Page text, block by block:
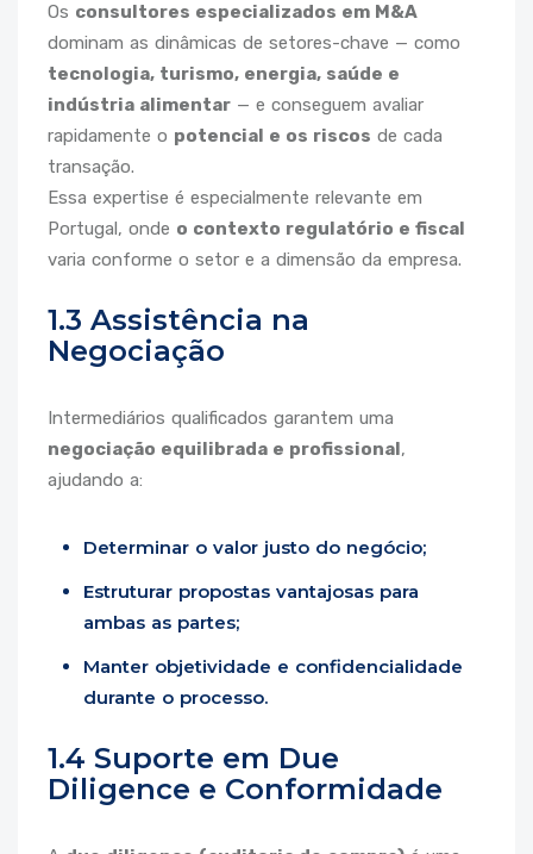
Os consultores especializados em M&A
dominam as dinâmicas de setores-chave — como
tecnologia, turismo, energia, saúde e
indústria alimentar — e conseguem avaliar
rapidamente o potencial e os riscos de cada
transação.
Essa expertise é especialmente relevante em
Portugal, onde o contexto regulatório e fiscal
varia conforme o setor e a dimensão da empresa.
1.3 Assistência na
Negociação
Intermediários qualificados garantem uma
negociação equilibrada e profissional,
ajudando a:
Determinar o valor justo do negócio;
Estruturar propostas vantajosas para
ambas as partes;
Manter objetividade e confidencialidade
durante o processo.
1.4 Suporte em Due
Diligence e Conformidade